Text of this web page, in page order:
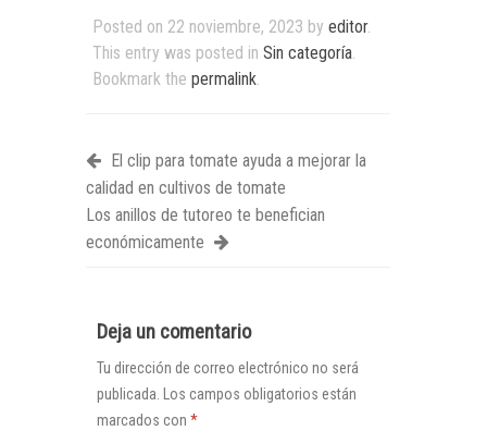
Posted on 22 noviembre, 2023 by editor.
This entry was posted in Sin categoría.
Bookmark the permalink.
El clip para tomate ayuda a mejorar la
calidad en cultivos de tomate
Los anillos de tutoreo te benefician
económicamente
Deja un comentario
Tu dirección de correo electrónico no será
publicada.
Los campos obligatorios están
marcados con *